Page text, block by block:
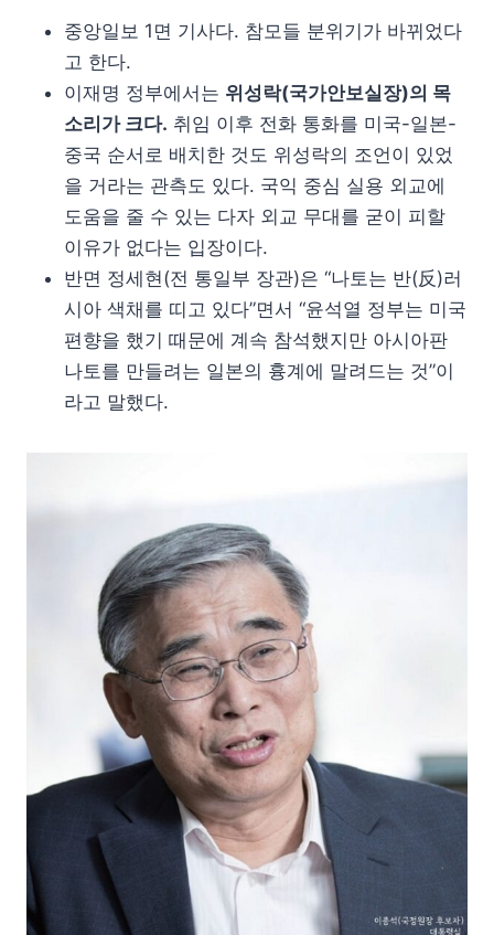
중앙일보 1면 기사다. 참모들 분위기가 바뀌었다
고 한다.
이재명 정부에서는 위성락(국가안보실장)의 목
소리가 크다. 취임 이후 전화 통화를 미국-일본-
중국 순서로 배치한 것도 위성락의 조언이 있었
을 거라는 관측도 있다. 국익 중심 실용 외교에
도움을 줄 수 있는 다자 외교 무대를 굳이 피할
이유가 없다는 입장이다.
반면 정세현(전 통일부 장관)은 “나토는 반(反)러
시아 색채를 띠고 있다”면서 “윤석열 정부는 미국
편향을 했기 때문에 계속 참석했지만 아시아판
나토를 만들려는 일본의 흉계에 말려드는 것”이
라고 말했다.